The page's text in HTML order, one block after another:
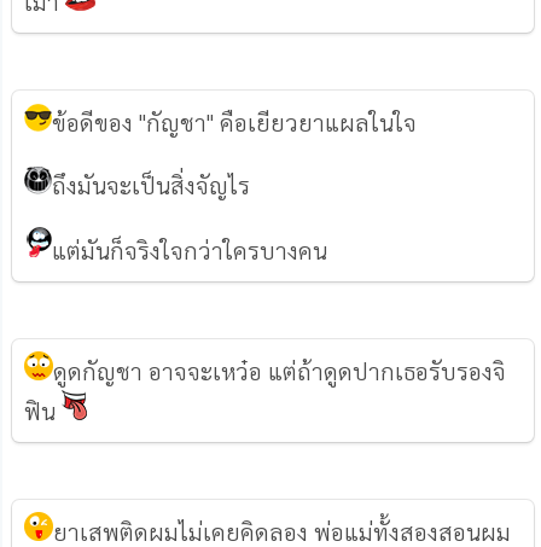
ข้อดีของ "กัญชา" คือเยียวยาแผลในใจ
ถึงมันจะเป็นสิ่งจัญไร
แต่มันก็จริงใจกว่าใครบางคน
ดูดกัญชา อาจจะเหว๋อ แต่ถ้าดูดปากเธอรับรองจิ
ฟิน
ยาเสพติดผมไม่เคยคิดลอง พ่อแม่ทั้งสองสอนผม